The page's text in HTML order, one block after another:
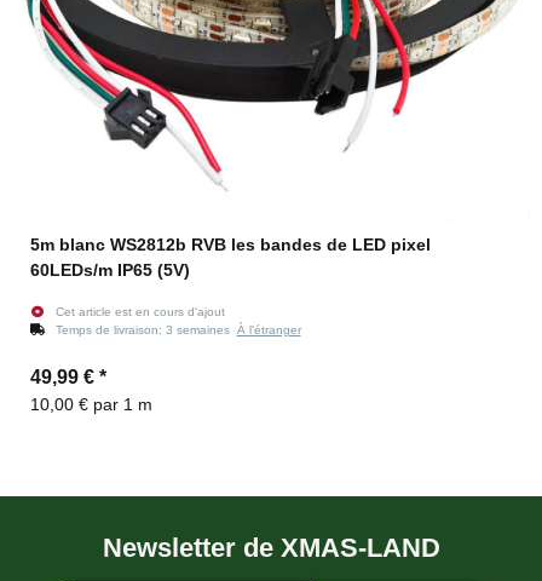
5m blanc WS2812b RVB les bandes de LED pixel
60LEDs/m IP65 (5V)
Cet article est en cours d'ajout
Temps de livraison: 3 semaines À l'étranger
49,99 € *
10,00 € par 1 m
Newsletter de XMAS-LAND